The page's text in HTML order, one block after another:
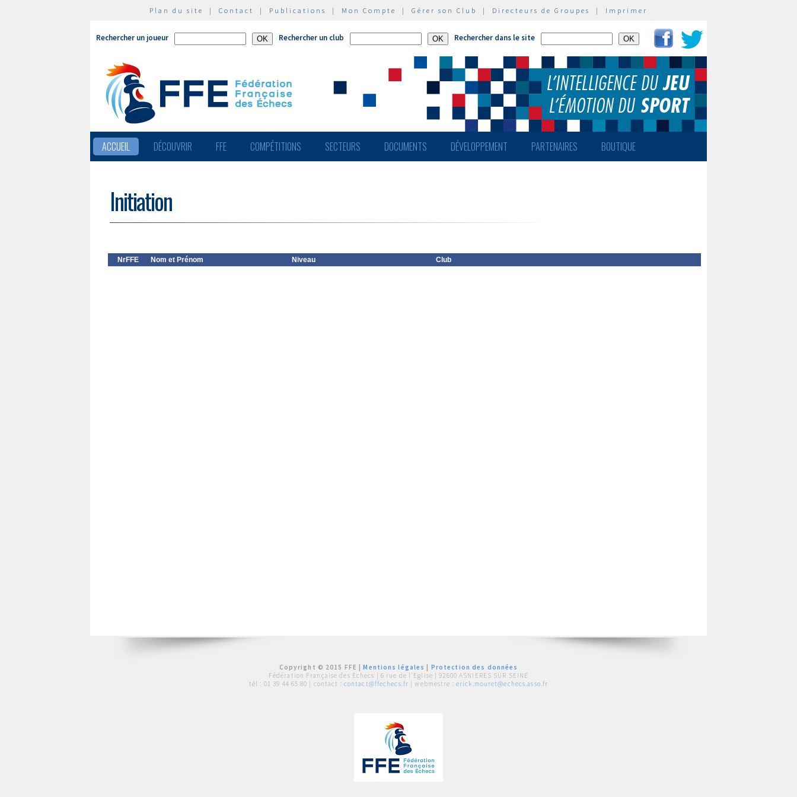
Plan du site | Contact | Publications | Mon Compte | Gérer son Club | Directeurs de Groupes | Imprimer
Rechercher un joueur Rechercher un club Rechercher dans le site
ACCUEIL DÉCOUVRIR FFE COMPÉTITIONS SECTEURS DOCUMENTS DÉVELOPPEMENT PARTENAIRES BOUTIQUE
Initiation
NrFFE Nom et Prénom Niveau Club
Copyright © 2015 FFE |Mentions légales
Protection des données
Fédération Française des Echecs | 6 rue de l'Eglise | 92600 ASNIERES SUR SEINE
tél : 01 39 44 65 80 | contact : contact@ffechecs.fr | webmestre : erick.mouret@echecs.asso.fr